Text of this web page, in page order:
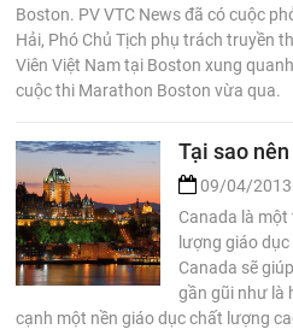
Boston. PV VTC News đã có cuộc
Hải, Phó Chủ Tịch phụ trách truyền
Viên Việt Nam tại Boston xung
cuộc thi Marathon Boston vừa qua.
Tại sao
09/04/2013
Canada là
lượng giáo
Canada sẽ
gần gũi như là
cạnh một nền giáo dục chất lượng